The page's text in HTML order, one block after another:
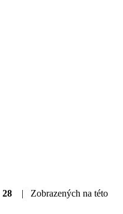
28
| Zobrazených na této